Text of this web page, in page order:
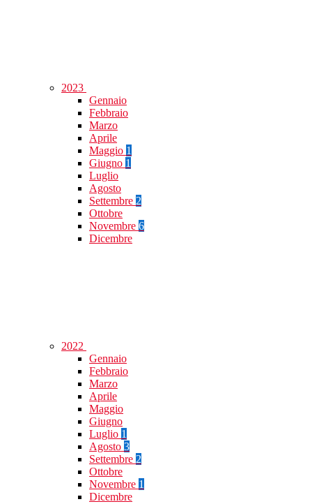
2023
Gennaio
Febbraio
Marzo
Aprile
Maggio 1
Giugno 1
Luglio
Agosto
Settembre 2
Ottobre
Novembre 6
Dicembre
2022
Gennaio
Febbraio
Marzo
Aprile
Maggio
Giugno
Luglio 1
Agosto 3
Settembre 2
Ottobre
Novembre 1
Dicembre